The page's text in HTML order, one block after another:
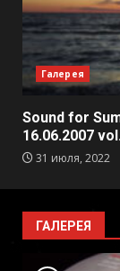
Галерея
Sound for
16.06.2007
31 июля, 2022
ГАЛЕРЕЯ